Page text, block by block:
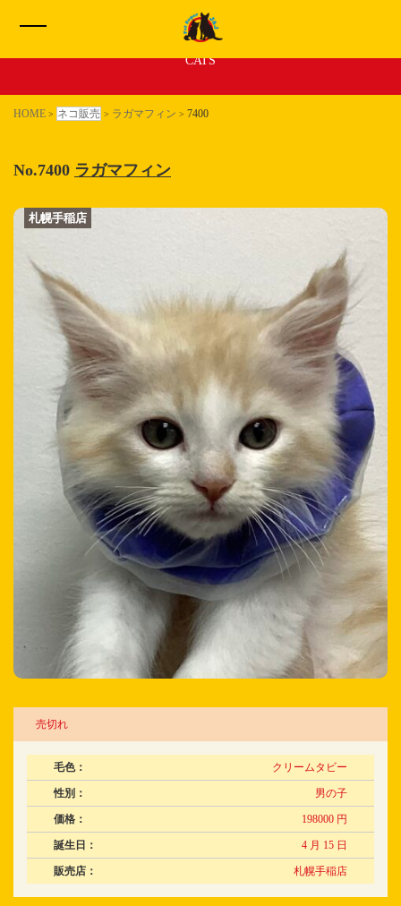
サービス
お問い合わせ
新着 子猫ちゃん
CATS
HOME > ネコ販売 > ラガマフィン > 7400
No.7400 ラガマフィン
札幌手稲店
札幌手稲店
売切れ
毛色： クリームタビー
性別： 男の子
価格： 198000 円
誕生日： 4 月 15 日
販売店： 札幌手稲店